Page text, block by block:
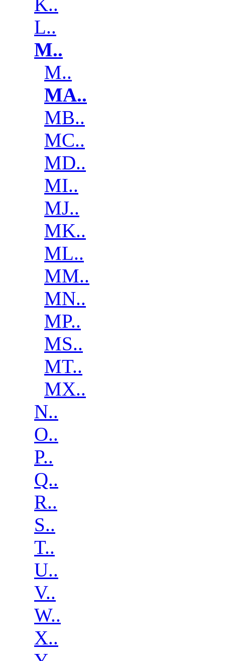
K..
L..
M..
M..
MA..
MB..
MC..
MD..
MI..
MJ..
MK..
ML..
MM..
MN..
MP..
MS..
MT..
MX..
N..
O..
P..
Q..
R..
S..
T..
U..
V..
W..
X..